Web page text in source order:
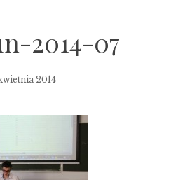
2014-07
2014